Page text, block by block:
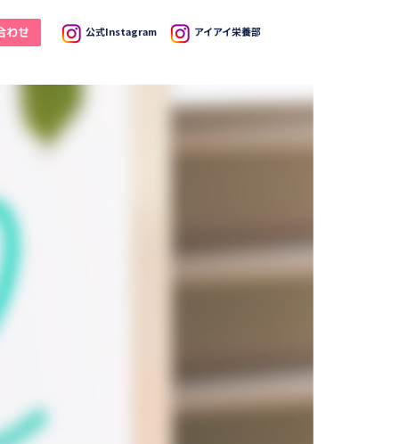
わせ 公式Instagram アイアイ栄養部